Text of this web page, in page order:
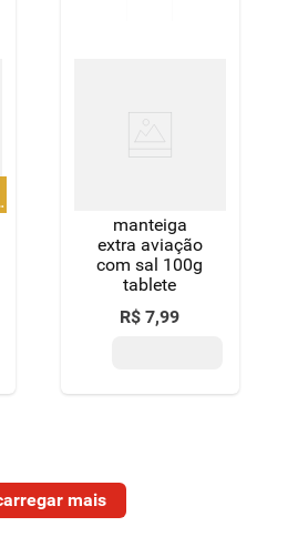
manteiga
extra aviação
com sal 100g
tablete
R$ 7,99